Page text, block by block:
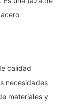
calidad
necesidades
materiales y